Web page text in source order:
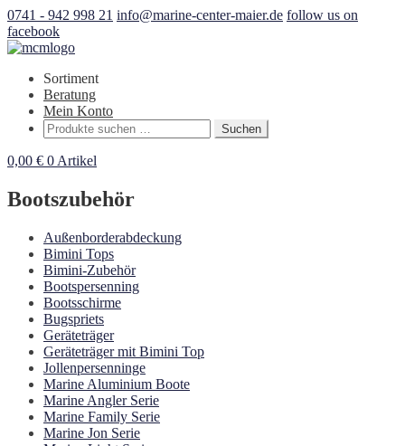
0741 - 942 998 21 info@marine-center-maier.de follow us on
facebook
Sortiment
Beratung
Mein Konto
Suchen
nach:
Suchen
0,00 € 0 Artikel
Bootszubehör
Außenborderabdeckung
Bimini Tops
Bimini-Zubehör
Bootspersenning
Bootsschirme
Bugspriets
Geräteträger
Geräteträger mit Bimini Top
Jollenpersenninge
Marine Aluminium Boote
Marine Angler Serie
Marine Family Serie
Marine Jon Serie